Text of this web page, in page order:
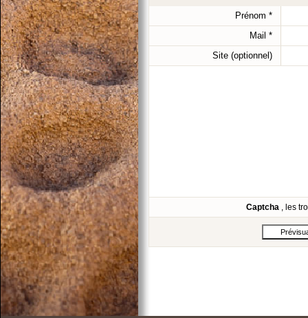
Prénom *
Mail *
Site (optionnel)
Captcha , les